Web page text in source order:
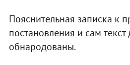
Пояснительная записка к
постановления и сам
обнародованы.